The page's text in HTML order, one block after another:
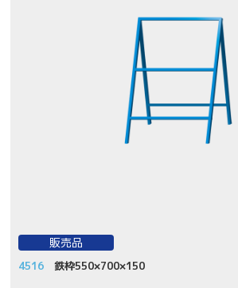
販売品
4516 鉄枠550×700×150